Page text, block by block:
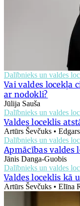
Dalībnieks un valdes
Vai valdes locekļa
ar nodokli?
Jūlija Sauša
Dalībnieks un valdes
Valdes loceklis
Artūrs Ševčuks •
Dalībnieks un valdes
Apmācības valdes
Jānis Danga-Guobis
Dalībnieks un valdes
Valdes loceklis kā
Artūrs Ševčuks • Elīna